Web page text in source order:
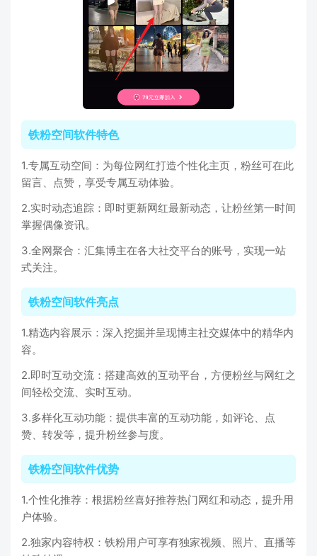
铁粉空间软件特色
1.专属互动空间：为每位网红打造个性化主页，粉丝可在此
留言、点赞，享受专属互动体验。
2.实时动态追踪：即时更新网红最新动态，让粉丝第一时间
掌握偶像资讯。
3.全网聚合：汇集博主在各大社交平台的账号，实现一站
式关注。
铁粉空间软件亮点
1.精选内容展示：深入挖掘并呈现博主社交媒体中的精华内
容。
2.即时互动交流：搭建高效的互动平台，方便粉丝与网红之
间轻松交流、实时互动。
3.多样化互动功能：提供丰富的互动功能，如评论、点
赞、转发等，提升粉丝参与度。
铁粉空间软件优势
1.个性化推荐：根据粉丝喜好推荐热门网红和动态，提升用
户体验。
2.独家内容特权：铁粉用户可享有独家视频、照片、直播等